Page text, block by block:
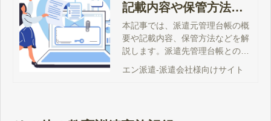
記載内容や保管方法、
期限などをわかりやす
く解説
本記事では、派遣元管理台帳の概
要や記載内容、保管方法などを解
説します。派遣先管理台帳との違
いや、派遣法の改正で追加された
記載内容などもわかりやすく解説
エン派遣-派遣会社様向けサイト